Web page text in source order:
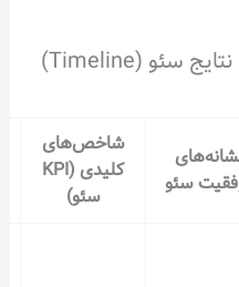
شاخص‌های
کلیدی (KPI
سئو)
ابزار
بررسی و
تحلیل